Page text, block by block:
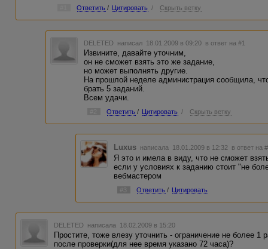
Ответить / Цитировать / Скрыть ветку
DELETED написал 18.01.2009 в 09:20 в ответ на #1
Извините, давайте уточним,
он не сможет взять это же задание,
но может выполнять другие.
На прошлой неделе администрация сообщила,
брать 5 заданий.
Всем удачи.
Ответить / Цитировать / Скрыть ветку
Luxus написала 18.01.2009 в 12:32 в ответ на
Я это и имела в виду, что не сможет
если у условиях к заданию стоит "не
вебмастером
#3 Ответить / Цитировать
DELETED написала 18.02.2009 в 15:20
Простите, тоже влезу уточнить - ограничение не более 1
после проверки(для нее время указано 72 часа)?